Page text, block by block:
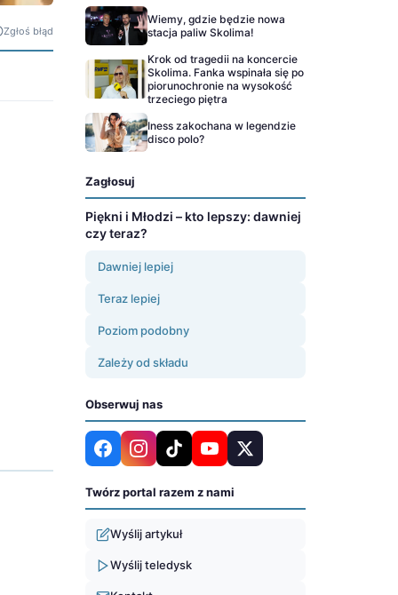
Zgłoś błąd
Wiemy, gdzie będzie nowa
stacja paliw Skolima!
Krok od tragedii na koncercie
Skolima. Fanka wspinała się po
piorunochronie na wysokość
trzeciego piętra
Iness zakochana w legendzie
disco polo?
Zagłosuj
Piękni i Młodzi – kto lepszy: dawniej
czy teraz?
Dawniej lepiej
Teraz lepiej
Poziom podobny
Zależy od składu
Obserwuj nas
Twórz portal razem z nami
Wyślij artykuł
Wyślij teledysk